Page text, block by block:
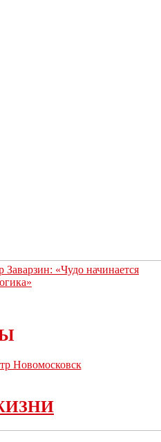
«Чудо начинается